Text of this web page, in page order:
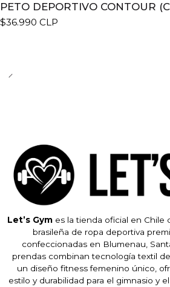
PETO DEPORTIVO CONTOUR
$36.990 CLP
Let’s Gym es la tienda oficial en Chile
brasileña de ropa deportiva
confeccionadas en Blumenau,
prendas combinan tecnología textil
un diseño fitness femenino único,
estilo y durabilidad para el gimnasio y el